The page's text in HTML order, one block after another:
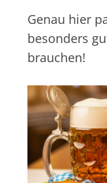
Genau hier
besonders
brauchen!